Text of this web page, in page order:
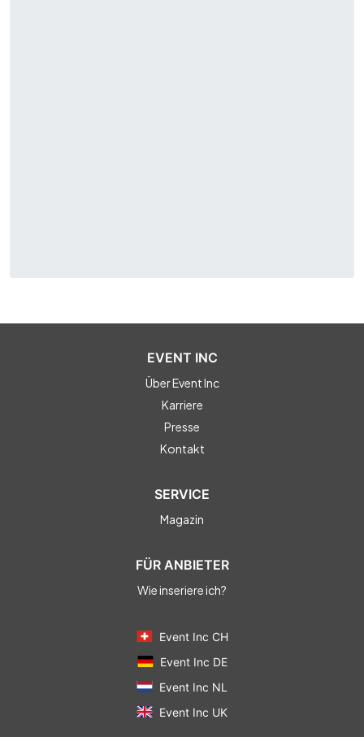
EVENT INC
Über Event Inc
Karriere
Presse
Kontakt
SERVICE
Magazin
FÜR ANBIETER
Wie inseriere ich?
Event Inc CH
Event Inc DE
Event Inc NL
Event Inc UK